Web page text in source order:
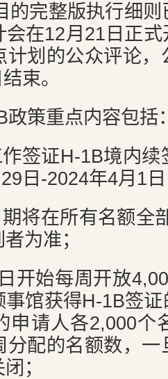
的完整版执行细
会在12月21日正
计划的公众评论
束。
政策重点内容包括
作签证H-1B境内
日-2024年4月1
期将在所有名额全
为准；
开始每周开放
事馆获得H-1B签
申请人各2,000个
分配的名额数，
；